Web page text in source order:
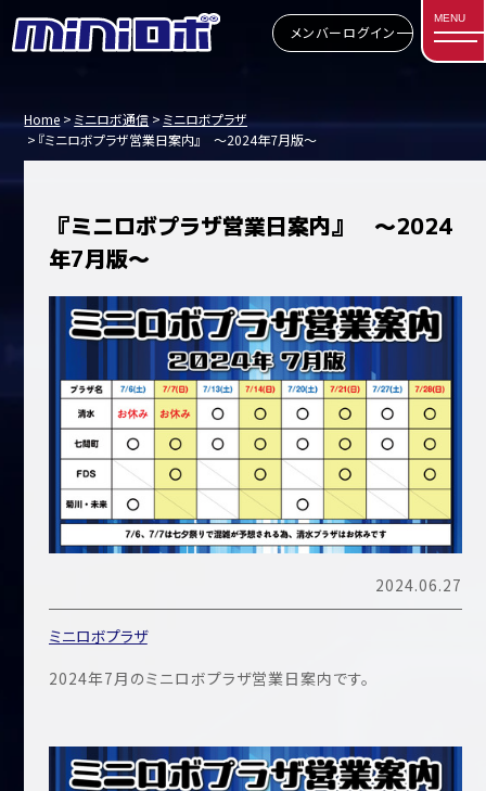
メンバーログイン
MENU
Home ミニロボ通信
ミニロボプラザ
『ミニロボプラザ営業日案内』 ～2024年7月版～
『ミニロボプラザ営業日案内』 ～2024
年7月版～
2024.06.27
ミニロボプラザ
2024年7月のミニロボプラザ営業日案内です。